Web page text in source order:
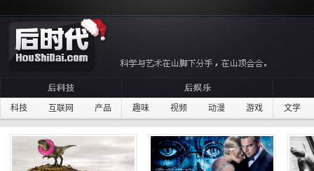
科技 互联网 产品 趣味 视频 动漫 游戏 文学